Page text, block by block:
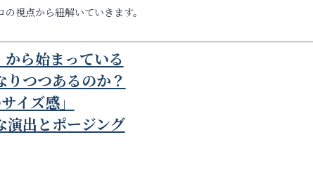
視点から紐解いていきます。
ら始まっている
つつあるのか？
イズ感」
演出とポージング